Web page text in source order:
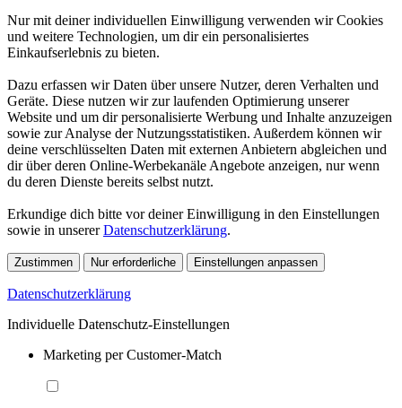
Nur mit deiner individuellen Einwilligung verwenden wir Cookies
und weitere Technologien, um dir ein personalisiertes
Einkaufserlebnis zu bieten.
Dazu erfassen wir Daten über unsere Nutzer, deren Verhalten und
Geräte. Diese nutzen wir zur laufenden Optimierung unserer
Website und um dir personalisierte Werbung und Inhalte anzuzeigen
sowie zur Analyse der Nutzungsstatistiken. Außerdem können wir
deine verschlüsselten Daten mit externen Anbietern abgleichen und
dir über deren Online-Werbekanäle Angebote anzeigen, nur wenn
du deren Dienste bereits selbst nutzt.
Erkundige dich bitte vor deiner Einwilligung in den Einstellungen
sowie in unsererDatenschutzerklärung.
Zustimmen Nur erforderliche Einstellungen anpassen
Datenschutzerklärung
Individuelle Datenschutz-Einstellungen
Marketing per Customer-Match